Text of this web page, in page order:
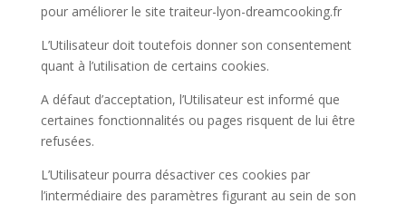
pour améliorer le site traiteur-lyon-dreamcooking.fr
L’Utilisateur doit toutefois donner son consentement
quant à l’utilisation de certains cookies.
A défaut d’acceptation, l’Utilisateur est informé que
certaines fonctionnalités ou pages risquent de lui être
refusées.
L’Utilisateur pourra désactiver ces cookies par
l’intermédiaire des paramètres figurant au sein de son